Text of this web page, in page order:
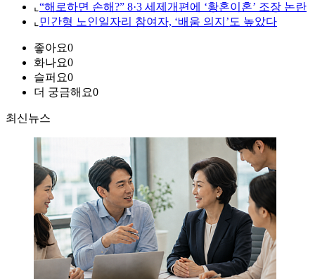
⌞ “해로하면 손해?” 8·3 세제개편에 ‘황혼이혼’ 조장 논란
⌞ 민간형 노인일자리 참여자, ‘배움 의지’도 높았다
좋아요0
화나요0
슬퍼요0
더 궁금해요0
최신뉴스